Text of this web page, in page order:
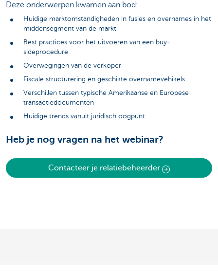
Deze onderwerpen kwamen aan bod:
Huidige marktomstandigheden in fusies en overnames in het
middensegment van de markt
Best practices voor het uitvoeren van een buy-
sideprocedure
Overwegingen van de verkoper
Fiscale structurering en geschikte overnamevehikels
Verschillen tussen typische Amerikaanse en Europese
transactiedocumenten
Huidige trends vanuit juridisch oogpunt
Heb je nog vragen na het webinar?
Contacteer je relatiebeheerder